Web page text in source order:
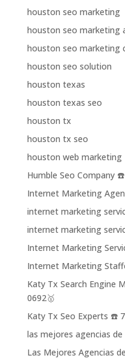
houston seo marketing
houston seo marketing
houston seo marketing
houston seo solution
houston texas
houston texas seo
houston tx
houston tx seo
houston web marketing
Humble Seo Company
Internet Marketing
internet marketing
internet marketing
Internet Marketing
Internet Marketing
Katy Tx Search Engine
0692🥇
Katy Tx Seo Experts ☎️
las mejores agencias
Las Mejores Agencias